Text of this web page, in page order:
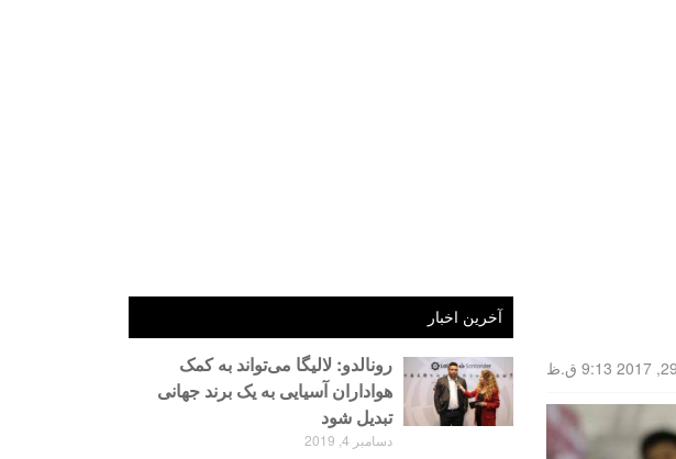
آخرین اخبار
رونالدو: لالیگا می‌تواند به کمک
هواداران آسیایی به یک برند جهانی
تبدیل شود
دسامبر 4, 2019